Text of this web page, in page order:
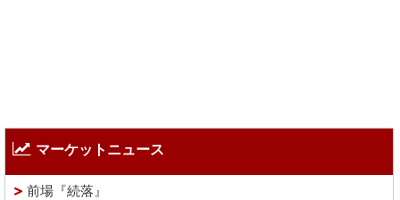
マーケットニュース
前場『続落』